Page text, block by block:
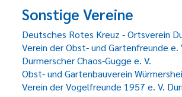
Sonstige Vereine
Deutsches Rotes Kreuz - Ortsverein
Verein der Obst- und Gartenfreunde e.
Durmerscher Chaos-Gugge e. V.
Obst- und Gartenbauverein
Verein der Vogelfreunde 1957 e. V.